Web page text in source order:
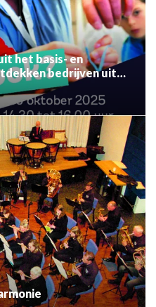
het basis- en
bedrijven uit